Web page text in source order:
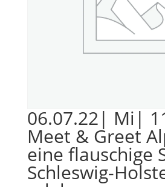
06.07.22| Mi|
Meet & Greet
eine flauschige
Schleswig-